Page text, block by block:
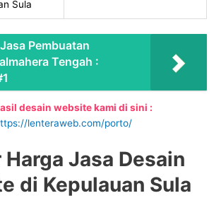
Sula
Jasa Pembuatan
Tengah :
desain website kami di sini :
lenteraweb.com/porto/
Jasa Desain
di Kepulauan Sula